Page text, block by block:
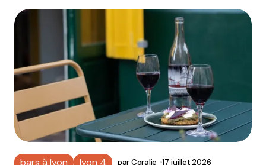
bars à lyon lyon 4 parCoralie 17 juillet 2026